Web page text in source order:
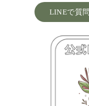
LINEで質